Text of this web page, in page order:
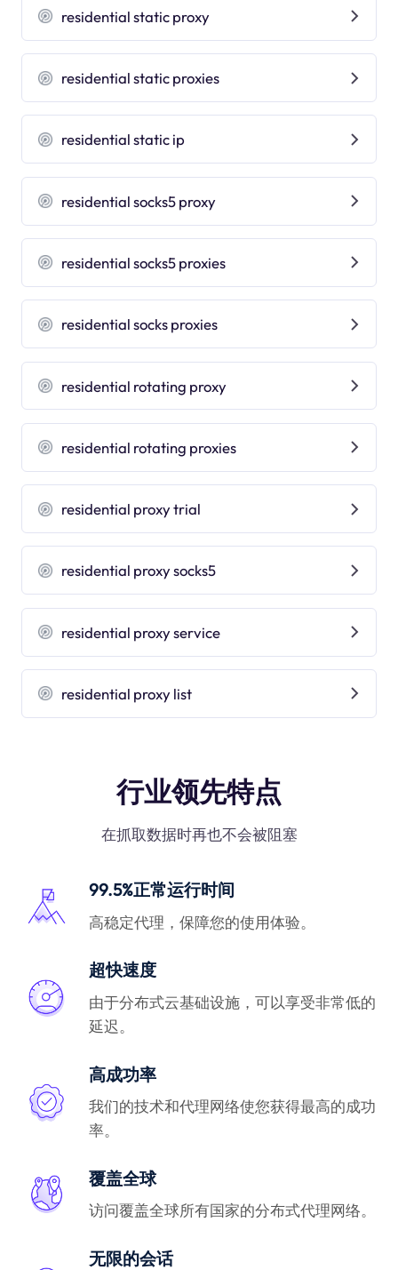
residential static proxy
residential static proxies
residential static ip
residential socks5 proxy
residential socks5 proxies
residential socks proxies
residential rotating proxy
residential rotating proxies
residential proxy trial
residential proxy socks5
residential proxy service
residential proxy list
行业领先特点
在抓取数据时再也不会被阻塞
99.5%正常运行时间
高稳定代理，保障您的使用体验。
超快速度
由于分布式云基础设施，可以享受非常低的
延迟。
高成功率
我们的技术和代理网络使您获得最高的成功
率。
覆盖全球
访问覆盖全球所有国家的分布式代理网络。
无限的会话